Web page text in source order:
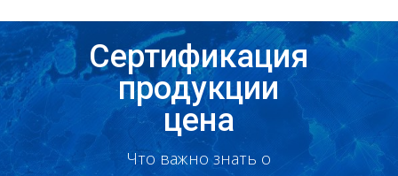
Сертификация
продукции
цена
Что важно знать о